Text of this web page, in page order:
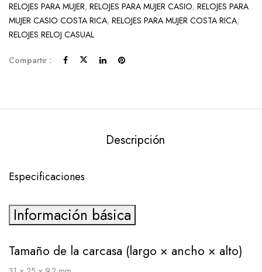
RELOJES PARA MUJER, RELOJES PARA MUJER CASIO, RELOJES PARA
MUJER CASIO COSTA RICA, RELOJES PARA MUJER COSTA RICA,
RELOJES RELOJ CASUAL
Compartir :
Descripción
Especificaciones
Información básica
Tamaño de la carcasa (largo × ancho × alto)